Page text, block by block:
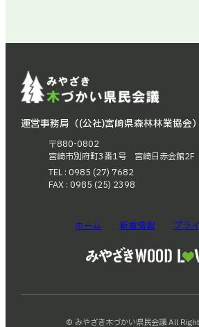
運営事務局（(公社)宮崎県森林林業協会）
〒880-0802
宮崎市別府町3番1号 宮崎日赤会館2F
TEL : 0985 (27) 7682
FAX : 0985 (25) 2398
ホーム 新着情報 プラ
© みやざき木づかい県民会議 All